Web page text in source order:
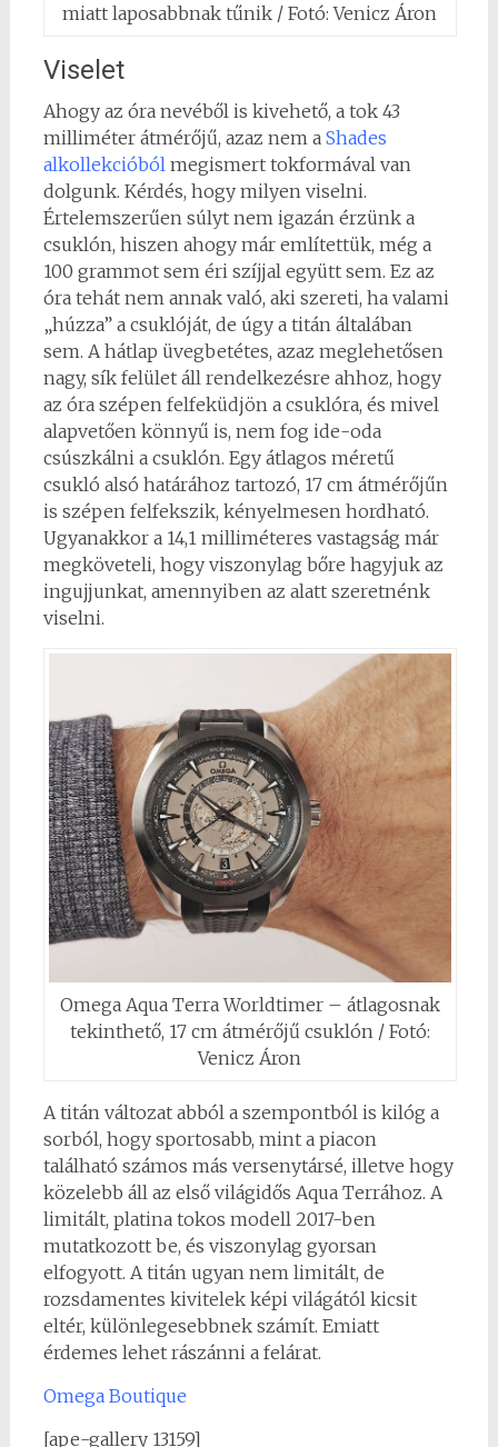
miatt laposabbnak tűnik / Fotó: Venicz Áron
Viselet
Ahogy az óra nevéből is kivehető, a tok 43
milliméter átmérőjű, azaz nem a Shades
alkollekcióból megismert tokformával van
dolgunk. Kérdés, hogy milyen viselni.
Értelemszerűen súlyt nem igazán érzünk a
csuklón, hiszen ahogy már említettük, még a
100 grammot sem éri szíjjal együtt sem. Ez az
óra tehát nem annak való, aki szereti, ha valami
„húzza” a csuklóját, de úgy a titán általában
sem. A hátlap üvegbetétes, azaz meglehetősen
nagy, sík felület áll rendelkezésre ahhoz, hogy
az óra szépen felfeküdjön a csuklóra, és mivel
alapvetően könnyű is, nem fog ide-oda
csúszkálni a csuklón. Egy átlagos méretű
csukló alsó határához tartozó, 17 cm átmérőjűn
is szépen felfekszik, kényelmesen hordható.
Ugyanakkor a 14,1 milliméteres vastagság már
megköveteli, hogy viszonylag bőre hagyjuk az
ingujjunkat, amennyiben az alatt szeretnénk
viselni.
Omega Aqua Terra Worldtimer – átlagosnak
tekinthető, 17 cm átmérőjű csuklón / Fotó:
Venicz Áron
A titán változat abból a szempontból is kilóg a
sorból, hogy sportosabb, mint a piacon
található számos más versenytársé, illetve hogy
közelebb áll az első világidős Aqua Terrához. A
limitált, platina tokos modell 2017-ben
mutatkozott be, és viszonylag gyorsan
elfogyott. A titán ugyan nem limitált, de
rozsdamentes kivitelek képi világától kicsit
eltér, különlegesebbnek számít. Emiatt
érdemes lehet rászánni a felárat.
Omega Boutique
[ape-gallery 13159]